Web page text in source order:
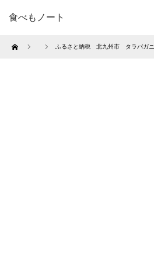
食べもノート
Home ふるさと納税 北九州市 タラバガニ